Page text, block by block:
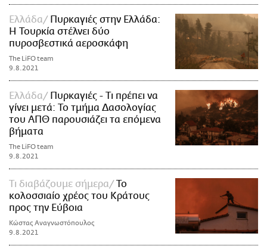
Ελλάδα
Πυρκαγιές στην Ελλάδα:
Η Τουρκία στέλνει δύο
πυροσβεστικά αεροσκάφη
The LiFO team
9.8.2021
Ελλάδα
Πυρκαγιές - Τι πρέπει να
γίνει μετά: Το τμήμα Δασολογίας
του ΑΠΘ παρουσιάζει τα επόμενα
βήματα
The LiFO team
9.8.2021
Τι διαβάζουμε σήμερα
Το
κολοσσιαίο χρέος του Κράτους
προς την Εύβοια
Κώστας Αναγνωστόπουλος
9.8.2021